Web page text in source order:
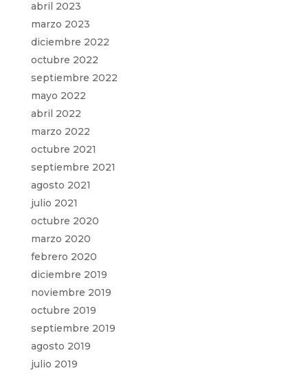
abril 2023
marzo 2023
diciembre 2022
octubre 2022
septiembre 2022
mayo 2022
abril 2022
marzo 2022
octubre 2021
septiembre 2021
agosto 2021
julio 2021
octubre 2020
marzo 2020
febrero 2020
diciembre 2019
noviembre 2019
octubre 2019
septiembre 2019
agosto 2019
julio 2019